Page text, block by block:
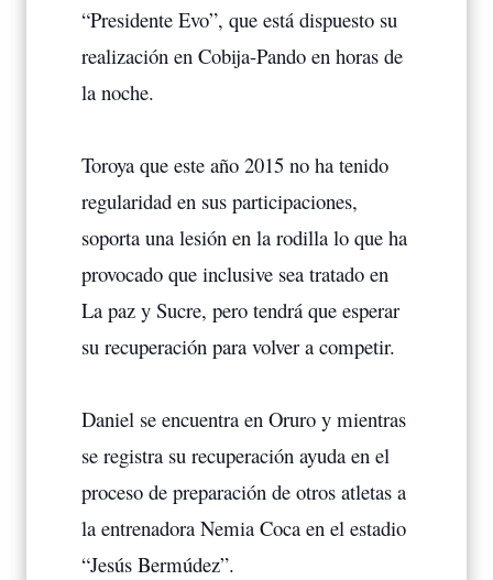
“Presidente Evo”, que está dispuesto su
realización en Cobija-Pando en horas de
la noche.
Toroya que este año 2015 no ha tenido
regularidad en sus participaciones,
soporta una lesión en la rodilla lo que ha
provocado que inclusive sea tratado en
La paz y Sucre, pero tendrá que esperar
su recuperación para volver a competir.
Daniel se encuentra en Oruro y mientras
se registra su recuperación ayuda en el
proceso de preparación de otros atletas a
la entrenadora Nemia Coca en el estadio
“Jesús Bermúdez”.